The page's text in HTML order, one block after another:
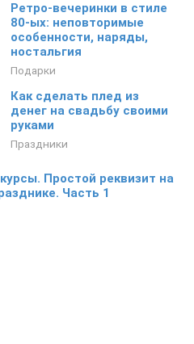
Ретро-вечеринки в стиле
80-ых: неповторимые
особенности, наряды,
ностальгия
Подарки
Как сделать плед из
денег на свадьбу своими
руками
Праздники
Простой реквизит на
Часть 1